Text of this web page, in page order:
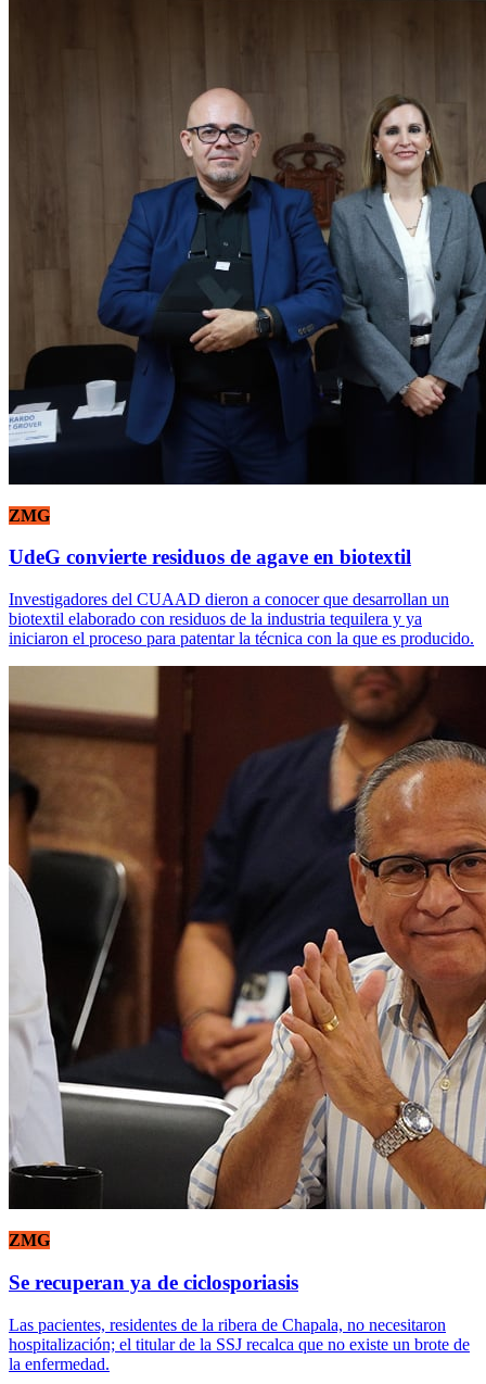
ZMG
UdeG convierte residuos de agave en biotextil
Investigadores del CUAAD dieron a conocer que desarrollan un
biotextil elaborado con residuos de la industria tequilera y ya
iniciaron el proceso para patentar la técnica con la que es producido.
ZMG
Se recuperan ya de ciclosporiasis
Las pacientes, residentes de la ribera de Chapala, no necesitaron
hospitalización; el titular de la SSJ recalca que no existe un brote de
la enfermedad.